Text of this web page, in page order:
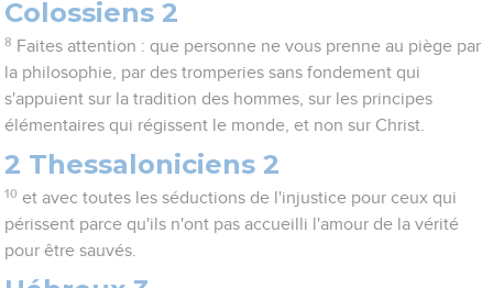
Colossiens 2
8 Faites attention : que personne ne vous prenne au piège par
la philosophie, par des tromperies sans fondement qui
s'appuient sur la tradition des hommes, sur les principes
élémentaires qui régissent le monde, et non sur Christ.
2 Thessaloniciens 2
10 et avec toutes les séductions de l'injustice pour ceux qui
périssent parce qu'ils n'ont pas accueilli l'amour de la vérité
pour être sauvés.